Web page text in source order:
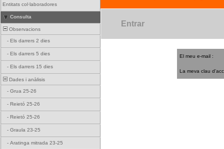
Entitats col·laboradores
Consulta
Observacions
- Els darrers 2 dies
- Els darrers 5 dies
- Els darrers 15 dies
Dades i anàlisis
- Grua 25-26
- Reietó 25-26
- Reietó 25-26
- Graula 23-25
- Aratinga mitrada 23-25
Entrar
El meu e-mail :
La meva clau